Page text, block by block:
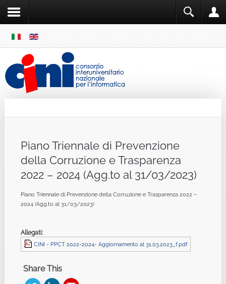
MENU
Piano Triennale di Prevenzione
della Corruzione e Trasparenza
2022 – 2024 (Agg.to al 31/03/2023)
Piano Triennale di Prevenzione della Corruzione e Trasparenza 2022 –
2024 (Agg.to al 31/03/2023)
Allegati:
CINI - PPCT 2022-2024- Aggiornamento al 31.03.2023_f.pdf
Share This